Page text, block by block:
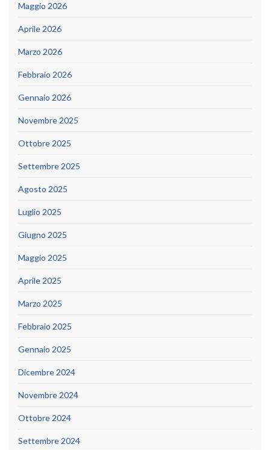
Maggio 2026
Aprile 2026
Marzo 2026
Febbraio 2026
Gennaio 2026
Novembre 2025
Ottobre 2025
Settembre 2025
Agosto 2025
Luglio 2025
Giugno 2025
Maggio 2025
Aprile 2025
Marzo 2025
Febbraio 2025
Gennaio 2025
Dicembre 2024
Novembre 2024
Ottobre 2024
Settembre 2024